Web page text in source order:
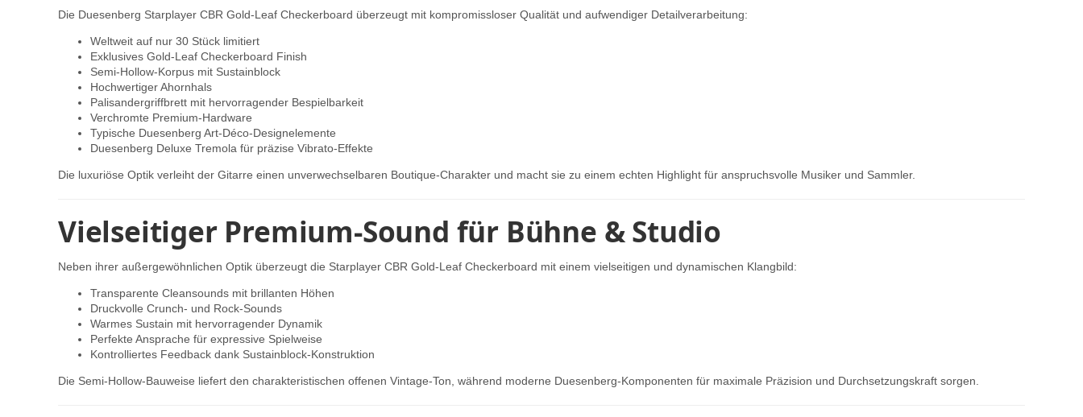
Die Duesenberg Starplayer CBR Gold-Leaf Checkerboard überzeugt mit kompromissloser Qualität und aufwendiger Detailverarbeitung:
Weltweit auf nur 30 Stück limitiert
Exklusives Gold-Leaf Checkerboard Finish
Semi-Hollow-Korpus mit Sustainblock
Hochwertiger Ahornhals
Palisandergriffbrett mit hervorragender Bespielbarkeit
Verchromte Premium-Hardware
Typische Duesenberg Art-Déco-Designelemente
Duesenberg Deluxe Tremola für präzise Vibrato-Effekte
Die luxuriöse Optik verleiht der Gitarre einen unverwechselbaren Boutique-Charakter und macht sie zu einem echten Highlight für anspruchsvolle Musiker und Sammler.
Vielseitiger Premium-Sound für Bühne & Studio
Neben ihrer außergewöhnlichen Optik überzeugt die Starplayer CBR Gold-Leaf Checkerboard mit einem vielseitigen und dynamischen Klangbild:
Transparente Cleansounds mit brillanten Höhen
Druckvolle Crunch- und Rock-Sounds
Warmes Sustain mit hervorragender Dynamik
Perfekte Ansprache für expressive Spielweise
Kontrolliertes Feedback dank Sustainblock-Konstruktion
Die Semi-Hollow-Bauweise liefert den charakteristischen offenen Vintage-Ton, während moderne Duesenberg-Komponenten für maximale Präzision und Durchsetzungskraft sorgen.